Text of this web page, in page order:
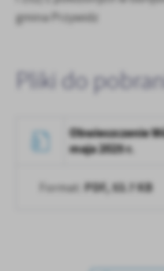
treści w postaci wiadomości,
społecznościowych.
gmina Przywidz
Pliki do
Obwieszczenie
maja 2025 r.
Format: PDF, 53.7 KB